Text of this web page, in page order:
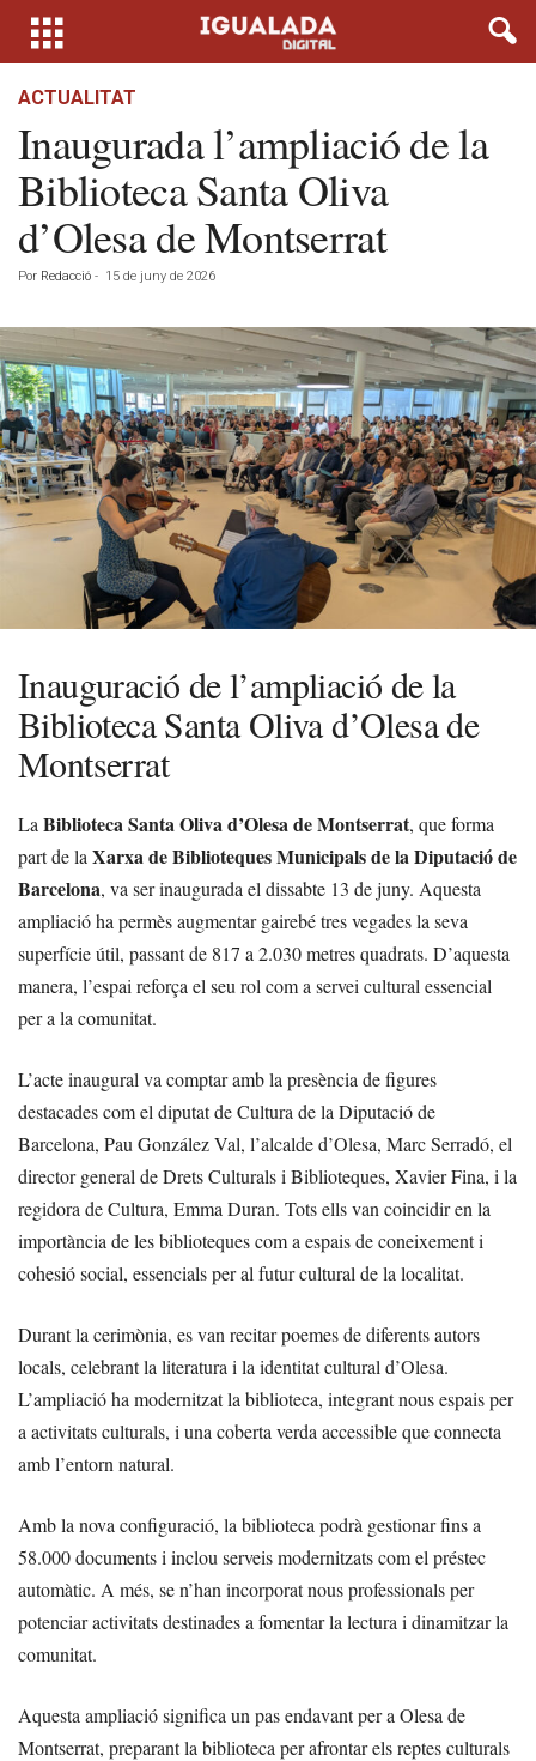
ACTUALITAT
Inaugurada l’ampliació de la
Biblioteca Santa Oliva
d’Olesa de Montserrat
Por Redacció - 15 de juny de 2026
Inauguració de l’ampliació de la
Biblioteca Santa Oliva d’Olesa de
Montserrat
La Biblioteca Santa Oliva d’Olesa de Montserrat, que forma
part de la Xarxa de Biblioteques Municipals de la Diputació de
Barcelona, va ser inaugurada el dissabte 13 de juny. Aquesta
ampliació ha permès augmentar gairebé tres vegades la seva
superfície útil, passant de 817 a 2.030 metres quadrats. D’aquesta
manera, l’espai reforça el seu rol com a servei cultural essencial
per a la comunitat.
L’acte inaugural va comptar amb la presència de figures
destacades com el diputat de Cultura de la Diputació de
Barcelona, Pau González Val, l’alcalde d’Olesa, Marc Serradó, el
director general de Drets Culturals i Biblioteques, Xavier Fina, i la
regidora de Cultura, Emma Duran. Tots ells van coincidir en la
importància de les biblioteques com a espais de coneixement i
cohesió social, essencials per al futur cultural de la localitat.
Durant la cerimònia, es van recitar poemes de diferents autors
locals, celebrant la literatura i la identitat cultural d’Olesa.
L’ampliació ha modernitzat la biblioteca, integrant nous espais per
a activitats culturals, i una coberta verda accessible que connecta
amb l’entorn natural.
Amb la nova configuració, la biblioteca podrà gestionar fins a
58.000 documents i inclou serveis modernitzats com el préstec
automàtic. A més, se n’han incorporat nous professionals per
potenciar activitats destinades a fomentar la lectura i dinamitzar la
comunitat.
Aquesta ampliació significa un pas endavant per a Olesa de
Montserrat, preparant la biblioteca per afrontar els reptes culturals